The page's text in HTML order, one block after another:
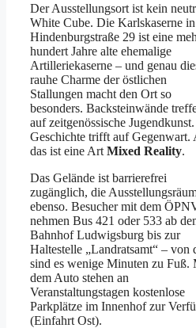
Der Ausstellungsort ist kein
White Cube. Die Karlskaserne
Hindenburgstraße 29 ist eine
hundert Jahre alte ehemalige
Artilleriekaserne – und genau
rauhe Charme der östlichen
Stallungen macht den Ort so
besonders. Backsteinwände
auf zeitgenössische Jugendkunst.
Geschichte trifft auf Gegenwart.
das ist eine Art Mixed Reality.
Das Gelände ist barrierefrei
zugänglich, die
ebenso. Besucher mit dem
nehmen Bus 421 oder 533 ab
Bahnhof Ludwigsburg bis zur
Haltestelle „Landratsamt“ – von
sind es wenige Minuten zu Fuß.
dem Auto stehen an
Veranstaltungstagen kostenlose
Parkplätze im Innenhof zur
(Einfahrt Ost).